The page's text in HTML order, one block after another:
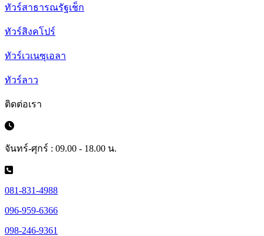
ทัวร์สาธารณรัฐเช็ก
ทัวร์สิงคโปร์
ทัวร์เวเนซุเอลา
ทัวร์ลาว
ติดต่อเรา
จันทร์-ศุกร์ : 09.00 - 18.00 น.
081-831-4988
096-959-6366
098-246-9361